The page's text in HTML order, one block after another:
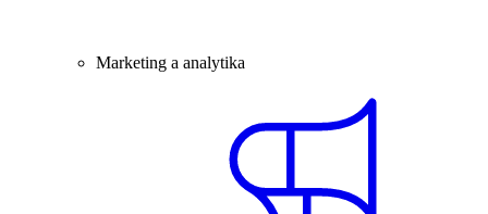
Marketing a analytika